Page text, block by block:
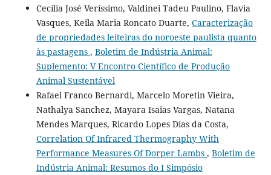
Cecília José Veríssimo, Valdinei Tadeu Paulino, Flavia
Vasques, Keila Maria Roncato Duarte, Caracterização
de propriedades leiteiras do noroeste paulista quanto
às pastagens , Boletim de Indústria Animal:
Suplemento: V Encontro Científico de Produção
Animal Sustentável
Rafael Franco Bernardi, Marcelo Moretin Vieira,
Nathalya Sanchez, Mayara Isaias Vargas, Natana
Mendes Marques, Ricardo Lopes Dias da Costa,
Correlation Of Infrared Thermography With
Performance Measures Of Dorper Lambs , Boletim de
Indústria Animal: Resumos do I Simpósio